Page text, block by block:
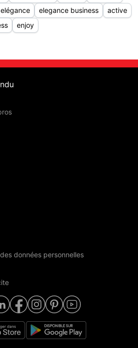
elégance elegance business
active
enjoy
données personnelles